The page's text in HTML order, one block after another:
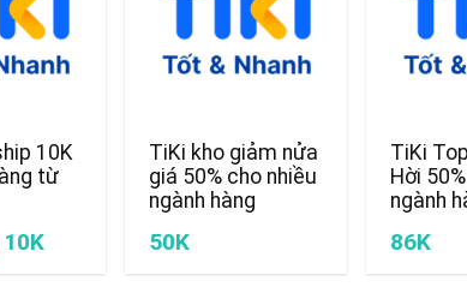
10K
từ
TiKi kho giảm nửa
giá 50% cho nhiều
ngành hàng
50K
TiKi
Hời
ngành
86K